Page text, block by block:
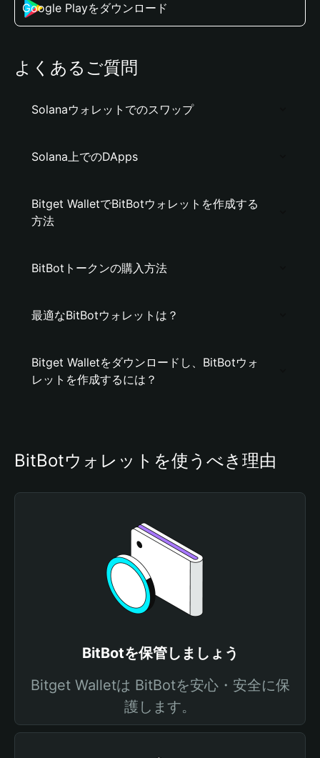
Google Playをダウンロード
よくあるご質問
Solanaウォレットでのスワップ
Solana上でのDApps
Bitget WalletでBitBotウォレットを作成する
方法
BitBotトークンの購入方法
最適なBitBotウォレットは？
Bitget Walletをダウンロードし、BitBotウォ
レットを作成するには？
BitBotウォレットを使うべき理由
BitBotを保管しましょう
Bitget Walletは BitBotを安心・安全に保
護します。